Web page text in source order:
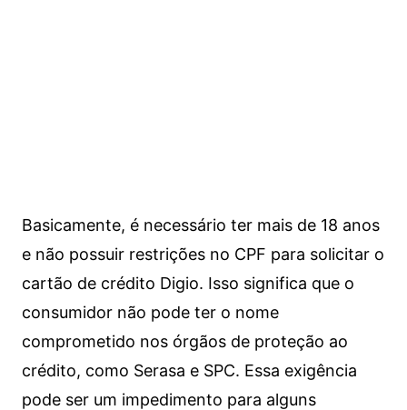
Basicamente, é necessário ter mais de 18 anos
e não possuir restrições no CPF para solicitar o
cartão de crédito Digio. Isso significa que o
consumidor não pode ter o nome
comprometido nos órgãos de proteção ao
crédito, como Serasa e SPC. Essa exigência
pode ser um impedimento para alguns